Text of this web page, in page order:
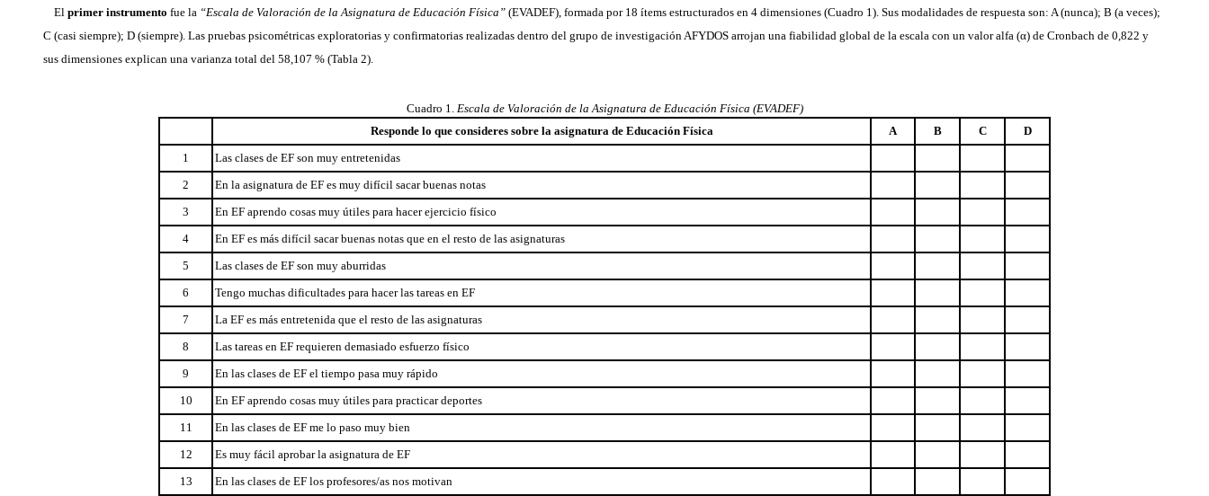
El primer instrumento fue la “Escala de Valoración de la Asignatura de Educación Física” (EVADEF), formada por 18 ítems estructurados en 4 dimensiones (Cuadro 1). Sus modalidades de respuesta son: A (nunca); B (a veces);
C (casi siempre); D (siempre). Las pruebas psicométricas exploratorias y confirmatorias realizadas dentro del grupo de investigación AFYDOS arrojan una fiabilidad global de la escala con un valor alfa (α) de Cronbach de 0,822 y
sus dimensiones explican una varianza total del 58,107 % (Tabla 2).
Cuadro 1. Escala de Valoración de la Asignatura de Educación Física (EVADEF)
Responde lo que consideres sobre la asignatura de Educación Física
A B C
D
1
Las clases de EF son muy entretenidas
2
En la asignatura de EF es muy difícil sacar buenas notas
3
En EF aprendo cosas muy útiles para hacer ejercicio físico
4
En EF es más difícil sacar buenas notas que en el resto de las asignaturas
5
Las clases de EF son muy aburridas
6
Tengo muchas dificultades para hacer las tareas en EF
7
La EF es más entretenida que el resto de las asignaturas
8
Las tareas en EF requieren demasiado esfuerzo físico
9
En las clases de EF el tiempo pasa muy rápido
10
En EF aprendo cosas muy útiles para practicar deportes
11
En las clases de EF me lo paso muy bien
12
Es muy fácil aprobar la asignatura de EF
13
En las clases de EF los profesores/as nos motivan